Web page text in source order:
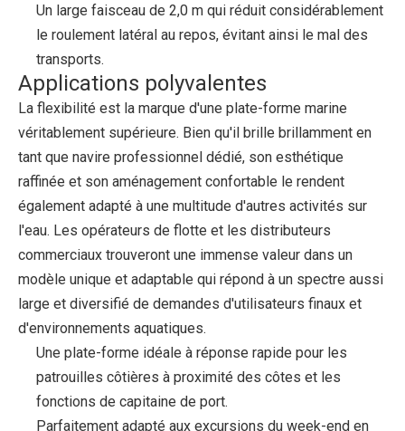
Un large faisceau de 2,0 m qui réduit considérablement
le roulement latéral au repos, évitant ainsi le mal des
transports.
Applications polyvalentes
La flexibilité est la marque d'une plate-forme marine
véritablement supérieure. Bien qu'il brille brillamment en
tant que navire professionnel dédié, son esthétique
raffinée et son aménagement confortable le rendent
également adapté à une multitude d'autres activités sur
l'eau. Les opérateurs de flotte et les distributeurs
commerciaux trouveront une immense valeur dans un
modèle unique et adaptable qui répond à un spectre aussi
large et diversifié de demandes d'utilisateurs finaux et
d'environnements aquatiques.
Une plate-forme idéale à réponse rapide pour les
patrouilles côtières à proximité des côtes et les
fonctions de capitaine de port.
Parfaitement adapté aux excursions du week-end en